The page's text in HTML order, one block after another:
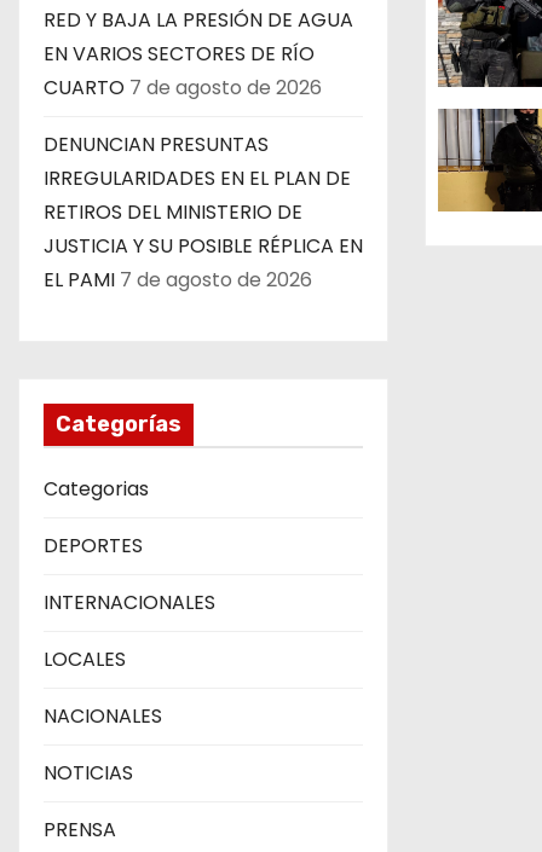
RED Y BAJA LA PRESIÓN DE AGUA
EN VARIOS SECTORES DE RÍO
CUARTO 7 de agosto de 2026
DENUNCIAN PRESUNTAS
IRREGULARIDADES EN EL PLAN DE
RETIROS DEL MINISTERIO DE
JUSTICIA Y SU POSIBLE RÉPLICA EN
EL PAMI 7 de agosto de 2026
Categorías
Categorias
DEPORTES
INTERNACIONALES
LOCALES
NACIONALES
NOTICIAS
PRENSA
n
d
e
e